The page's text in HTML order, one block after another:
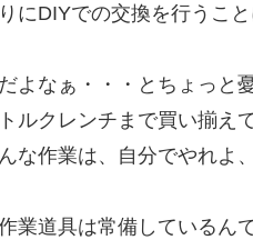
にDIYでの交換を行うこと
よなぁ・・・とちょっと
ルクレンチまで買い揃え
な作業は、自分でやれよ
業道具は常備しているん